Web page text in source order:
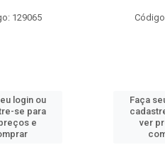
129065
login ou
se para
e
Faça
ver